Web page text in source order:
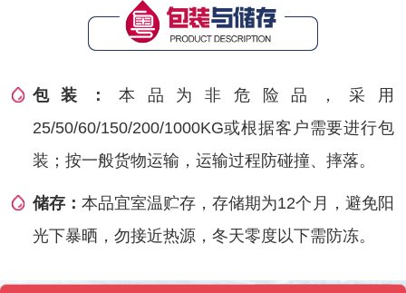
包装： 本品为非危险品，采用
25/50/60/150/200/1000KG或根据客户需要进行包
装；按一般货物运输，运输过程防碰撞、摔落。
储存： 本品宜室温贮存，存储期为12个月，避免阳
光下暴晒，勿接近热源，冬天零度以下需防冻。